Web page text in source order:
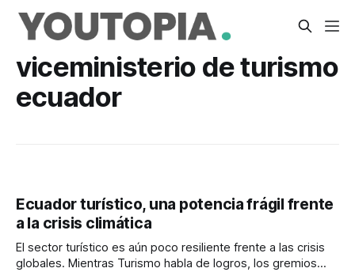
viceministerio de turismo
ecuador
Ecuador turístico, una potencia frágil frente
a la crisis climática
El sector turístico es aún poco resiliente frente a las crisis
globales. Mientras Turismo habla de logros, los gremios